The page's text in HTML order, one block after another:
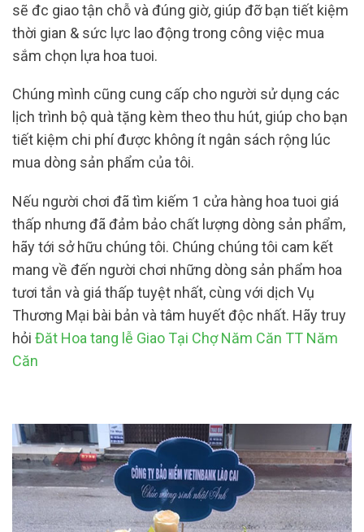
sẽ đc giao tận chỗ và đúng giờ, giúp đỡ bạn tiết kiệm
thời gian & sức lực lao động trong công việc mua
sắm chọn lựa hoa tuoi.
Chúng mình cũng cung cấp cho người sử dụng các
lịch trình bộ quà tặng kèm theo thu hút, giúp cho bạn
tiết kiệm chi phí được không ít ngân sách rộng lúc
mua dòng sản phẩm của tôi.
Nếu người chơi đã tìm kiếm 1 cửa hàng hoa tuoi giá
thấp nhưng đã đảm bảo chất lượng dòng sản phẩm,
hãy tới sở hữu chúng tôi. Chúng chúng tôi cam kết
mang về đến người chơi những dòng sản phẩm hoa
tươi tắn và giá thấp tuyệt nhất, cùng với dịch Vụ
Thương Mại bài bản và tâm huyết độc nhất. Hãy truy
hỏi Đăt Hoa tang lễ Giao Tại Chợ Năm Căn TT Năm
Căn